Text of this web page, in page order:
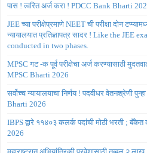
पास ! त्वरित अर्ज करा ! PDCC Bank Bharti
JEE च्या परीक्षेप्रमाणे NEET ची परीक्षा दोन
न्यायालयात प्रतिज्ञापत्र सादर ! Like the JEE
conducted in two phases.
MPSC गट -क पूर्व परीक्षेचा अर्ज करण्यासाठी
MPSC Bharti 2026
सर्वोच्च न्यायालयाचा निर्णय ! पदवीधर वेतनश्रेणी
Bharti 2026
IBPS द्वारे ११४०३ कलर्क पदांची मोठी भरती ;
2026